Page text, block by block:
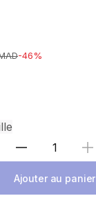
la réduction
-46%
Ajouter au panier